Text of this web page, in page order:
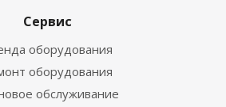
Сервис
оборудования
оборудования
обслуживание